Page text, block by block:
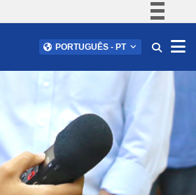
Comunica BR
Acesso à informação
Legislação
Canais
PORTUGUÊS - PT